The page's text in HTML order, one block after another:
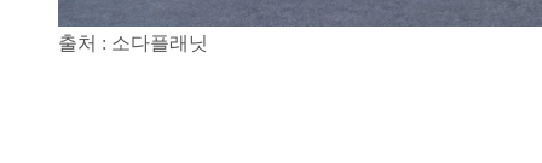
출처 : 소다플래닛